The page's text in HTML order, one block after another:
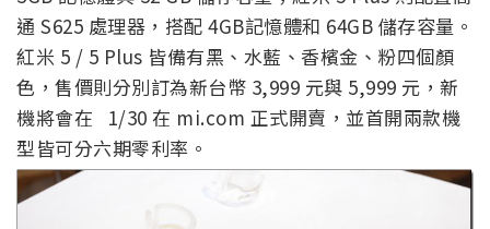
通 S625 處理器，搭配 4GB記憶體和 64GB 儲存容量。
紅米 5 / 5 Plus 皆備有黑、水藍、香檳金、粉四個顏
色，售價則分別訂為新台幣 3,999 元與 5,999 元，新
機將會在 1/30 在 mi.com 正式開賣，並首開兩款機
型皆可分六期零利率。